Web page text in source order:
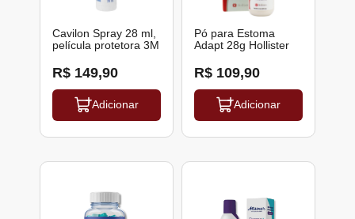
Cavilon Spray 28 ml,
película protetora 3M
R$ 149,90
Adicionar
Pó para Estoma
Adapt 28g Hollister
R$ 109,90
Adicionar